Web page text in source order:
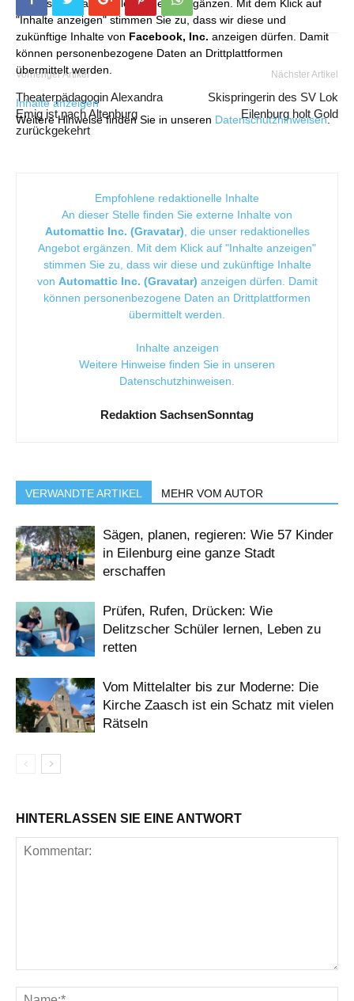
die unser redaktionelles Angebot ergänzen. Mit dem Klick auf
"Inhalte anzeigen" stimmen Sie zu, dass wir diese und
zukünftige Inhalte von Facebook, Inc. anzeigen dürfen. Damit
können personenbezogene Daten an Drittplattformen
übermittelt werden.
Inhalte anzeigen
Weitere Hinweise finden Sie in unseren Datenschutzhinweisen.
Vorheriger Artikel
Theaterpädagogin Alexandra
Emig ist nach Altenburg
zurückgekehrt
Nächster Artikel
Skispringerin des SV Lok
Eilenburg holt Gold
Empfohlene redaktionelle Inhalte
An dieser Stelle finden Sie externe Inhalte von
Automattic Inc. (Gravatar) , die unser redaktionelles
Angebot ergänzen. Mit dem Klick auf "Inhalte anzeigen"
stimmen Sie zu, dass wir diese und zukünftige Inhalte
von Automattic Inc. (Gravatar) anzeigen dürfen. Damit
können personenbezogene Daten an Drittplattformen
übermittelt werden.
Inhalte anzeigen
Weitere Hinweise finden Sie in unseren
Datenschutzhinweisen
Redaktion SachsenSonntag
VERWANDTE ARTIKEL MEHR VOM AUTOR
Sägen, planen, regieren: Wie 57 Kinder
in Eilenburg eine ganze Stadt
erschaffen
Prüfen, Rufen, Drücken: Wie
Delitzscher Schüler lernen, Leben zu
retten
Vom Mittelalter bis zur Moderne: Die
Kirche Zaasch ist ein Schatz mit vielen
Rätseln
HINTERLASSEN SIE EINE ANTWORT